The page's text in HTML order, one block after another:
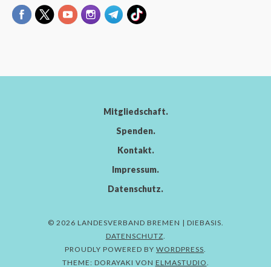
Mitgliedschaft
Spenden
Kontakt
Impressum
Datenschutz
© 2026 LANDESVERBAND BREMEN | DIEBASIS
DATENSCHUTZ
PROUDLY POWERED BY WORDPRESS
THEME: DORAYAKI VON ELMASTUDIO